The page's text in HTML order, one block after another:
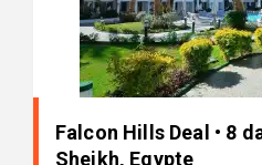
Falcon Hills Deal • 8
Sheikh, Egypte